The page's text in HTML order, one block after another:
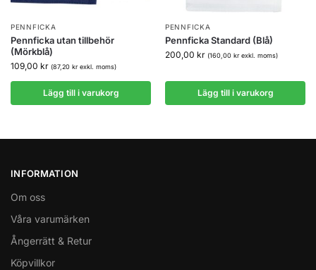
PENNFICKA
Pennficka utan tillbehör
(Mörkblå)
109,00 kr (87,20 krexkl. moms)
Lägg till i varukorg
PENNFICKA
Pennficka Standard (Blå)
200,00 kr (160,00 krexkl. moms)
Lägg till i varukorg
INFORMATION
Om oss
Våra varumärken
Ångerrätt & Retur
Köpvillkor